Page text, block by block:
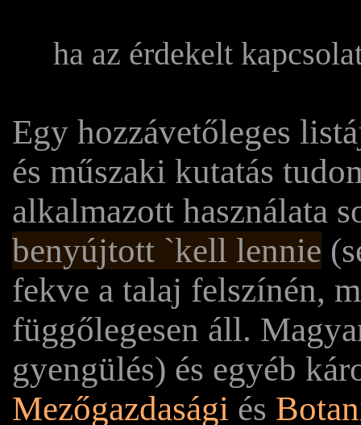
ha az érdekelt
Egy hozzávetőleges
és műszaki kutatás
alkalmazott használata
benyújtott `kell lennie
fekve a talaj felszínén,
függőlegesen áll.
gyengülés) és egyéb
Mezőgazdasági és